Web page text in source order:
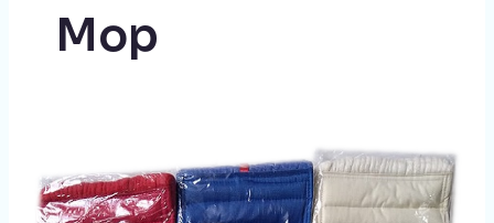
Mop
Mop
Cotton